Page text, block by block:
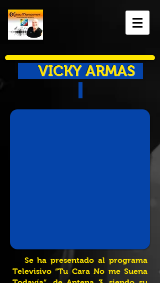
VICKY ARMAS
Se ha presentado al programa
Televisivo “Tu Cara No me Suena